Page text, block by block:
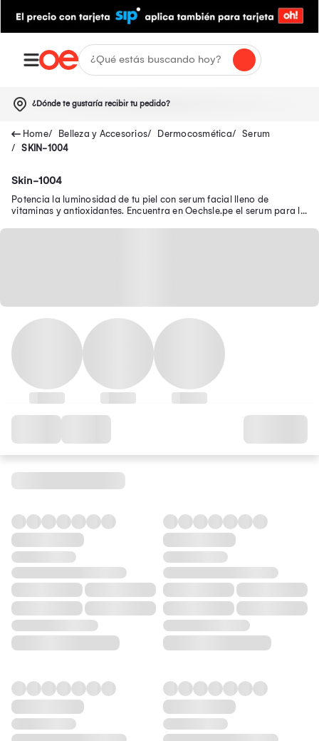
¿Dónde te gustaría recibir tu pedido?
Belleza y Accesorios Dermocosmética
Serum
SKIN-1004
Skin-1004
Potencia la luminosidad de tu piel con serum facial lleno de
vitaminas y antioxidantes. Encuentra en Oechsle.pe el serum para la